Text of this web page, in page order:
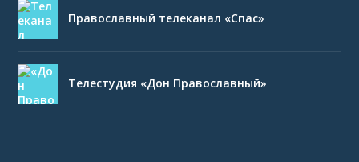
Православный телеканал «Спас»
Телестудия «Дон Православный»